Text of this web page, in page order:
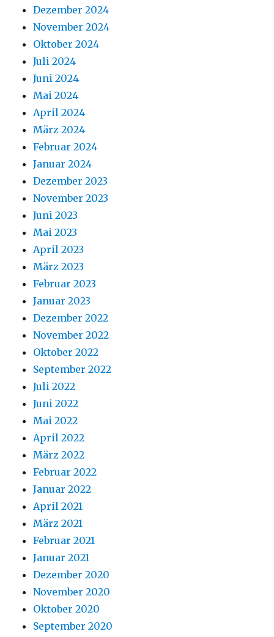
Dezember 2024
November 2024
Oktober 2024
Juli 2024
Juni 2024
Mai 2024
April 2024
März 2024
Februar 2024
Januar 2024
Dezember 2023
November 2023
Juni 2023
Mai 2023
April 2023
März 2023
Februar 2023
Januar 2023
Dezember 2022
November 2022
Oktober 2022
September 2022
Juli 2022
Juni 2022
Mai 2022
April 2022
März 2022
Februar 2022
Januar 2022
April 2021
März 2021
Februar 2021
Januar 2021
Dezember 2020
November 2020
Oktober 2020
September 2020